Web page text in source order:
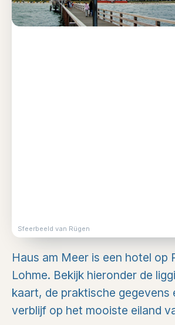
Sfeerbeeld van Rügen
Haus am Meer is een hotel op
Lohme. Bekijk hieronder de
kaart, de praktische gegevens
verblijf op het mooiste eiland